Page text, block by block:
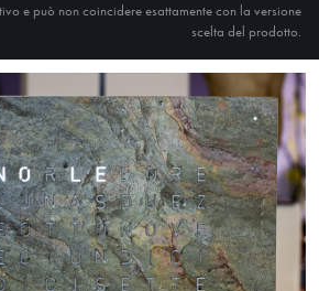
e può non coincidere esattamente con la versione
scelta del prodotto.